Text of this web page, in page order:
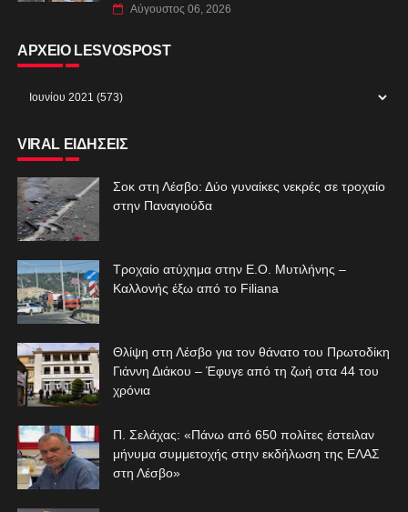
Αύγουστος 06, 2026
ΑΡΧΕΙΟ LESVOSPOST
VIRAL ΕΙΔΗΣΕΙΣ
Σοκ στη Λέσβο: Δύο γυναίκες νεκρές σε τροχαίο
στην Παναγιούδα
Τροχαίο ατύχημα στην Ε.Ο. Μυτιλήνης –
Καλλονής έξω από το Filiana
Θλίψη στη Λέσβο για τον θάνατο του Πρωτοδίκη
Γιάννη Διάκου – Έφυγε από τη ζωή στα 44 του
χρόνια
Π. Σελάχας: «Πάνω από 650 πολίτες έστειλαν
μήνυμα συμμετοχής στην εκδήλωση της ΕΛΑΣ
στη Λέσβο»